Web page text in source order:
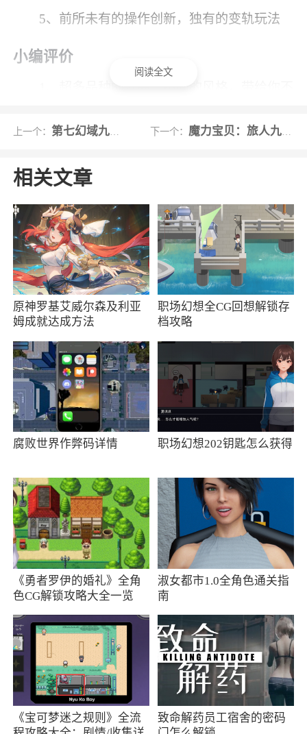
5、前所未有的操作创新，独有的变轨玩法
小编评价
2、其独特的音乐旋律给你耳目一新的感觉。
让你体验到音乐游戏的乐趣，让你乐在其中
更新日志
2.0焕新版，包含50+首全新曲目追加、新增
自定义功能、游戏体验优化等全新内容。
阅读全文
上一个：第七幻域九游版 下一个： 魔力宝贝：旅人九游版
相关文章
原神罗基艾威尔森及利亚
姆成就达成方法
职场幻想全CG回想解锁存
档攻略
腐败世界作弊码详情 职场幻想202钥匙怎么获得
《勇者罗伊的婚礼》全角
色CG解锁攻略大全一览
淑女都市1.0全角色通关指
南
《宝可梦迷之规则》全流
致命解药员工宿舍的密码